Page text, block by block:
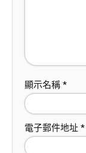
顯示名稱 *
電子郵件地址 *